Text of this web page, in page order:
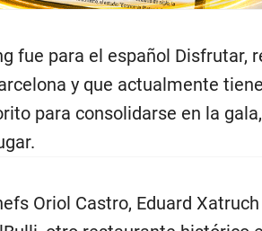
fue para el español Disfrutar,
y que actualmente
para consolidarse en la
Oriol Castro, Eduard